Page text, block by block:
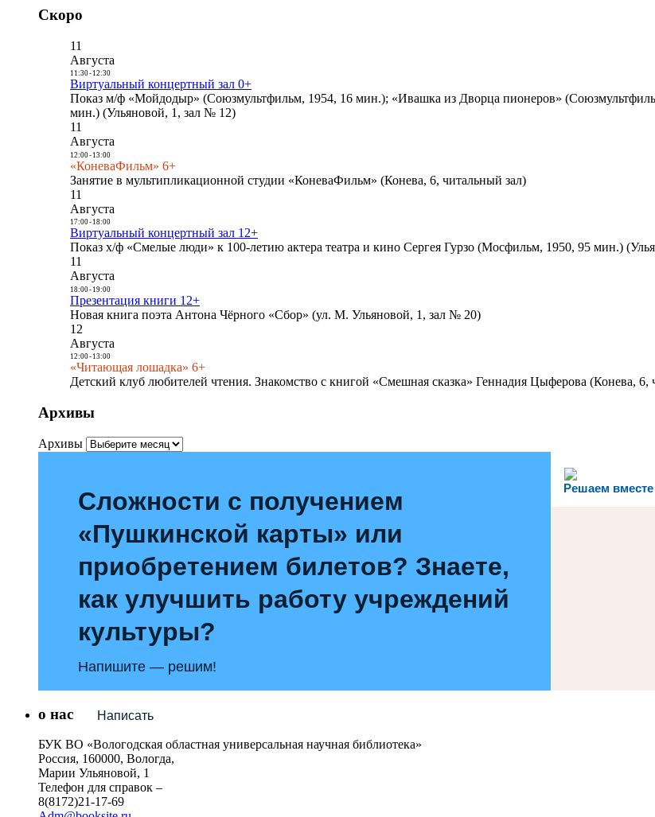
Скоро
11
Августа
11:30- 12:30
Виртуальный концертный зал 0+
Показ м/ф «Мойдодыр» (Союзмультфильм, 1954, 16 мин.); «Ивашка из Дворца пионеров»
мин.) (Ульяновой, 1, зал № 12)
11
Августа
12:00- 13:00
«КоневаФильм» 6+
Занятие в мультипликационной студии «КоневаФильм» (Конева, 6, читальный зал)
11
Августа
17:00- 18:00
Виртуальный концертный зал 12+
Показ х/ф «Смелые люди» к 100-летию актера театра и кино Сергея Гурзо (Мосфильм, 1950, 95 мин.)
11
Августа
18:00- 19:00
Презентация книги 12+
Новая книга поэта Антона Чёрного «Сбор» (ул. М. Ульяновой, 1, зал № 20)
12
Августа
12:00- 13:00
«Читающая лошадка» 6+
Детский клуб любителей чтения. Знакомство с книгой «Смешная сказка» Геннадия Цыферова (Конева, 6,
Архивы
Архивы
Решаем вместе
Сложности с получением
«Пушкинской карты» или
приобретением билетов? Знаете,
как улучшить работу учреждений
культуры?
Напишите — решим!
Написать
о нас
БУК ВО «Вологодская областная универсальная научная библиотека»
Россия, 160000, Вологда,
Марии Ульяновой, 1
Телефон для справок –
8(8172)21-17-69